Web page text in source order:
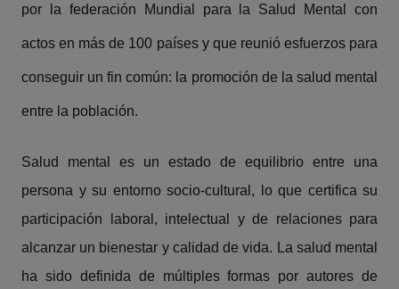
por la federación Mundial para la Salud Mental con
actos en más de 100 países y que reunió esfuerzos para
conseguir un fin común: la promoción de la salud mental
entre la población.
Salud mental es un estado de equilibrio entre una
persona y su entorno socio-cultural, lo que certifica su
participación laboral, intelectual y de relaciones para
alcanzar un bienestar y calidad de vida. La salud mental
ha sido definida de múltiples formas por autores de